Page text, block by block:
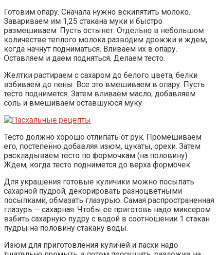
Готовим опару. Сначала нужно вскипятить молоко.
Завариваем им 1,25 стакана муки и быстро
размешиваем. Пусть остынет. Отдельно в небольшом
количестве теплого молока разводим дрожжи и ждем,
когда начнут подниматься. Вливаем их в опару.
Оставляем и даем подняться. Делаем тесто.
Желтки растираем с сахаром до белого цвета, белки
взбиваем до пены. Все это вмешиваем в опару. Пусть
тесто поднимется. Затем вливаем масло, добавляем
соль и вмешиваем оставшуюся муку.
Тесто должно хорошо отлипать от рук. Промешиваем
его, постепенно добавляя изюм, цукаты, орехи. Затем
раскладываем тесто по формочкам (на половину).
Ждем, когда тесто поднимется до верха формочек.
Для украшения готовые куличики можно посыпать
сахарной пудрой, декорировать разноцветными
посыпками, обмазать глазурью. Самая распространенная
глазурь — сахарная. Чтобы ее приготовь надо миксером
взбить сахарную пудру с водой в соотношении 1 стакан
пудры на половину стакану воды.
Изюм для приготовления куличей и пасхи надо